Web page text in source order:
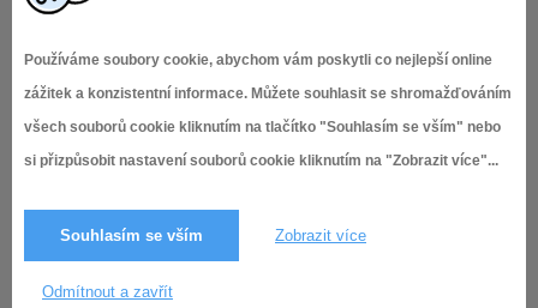
Používáme soubory cookie, abychom vám poskytli co nejlepší online
zážitek a konzistentní informace. Můžete souhlasit se shromažďováním
všech souborů cookie kliknutím na tlačítko "Souhlasím se vším" nebo
si přizpůsobit nastavení souborů cookie kliknutím na "Zobrazit více"...
Souhlasím se vším Zobrazit více
Odmítnout a zavřít
6.5.2026